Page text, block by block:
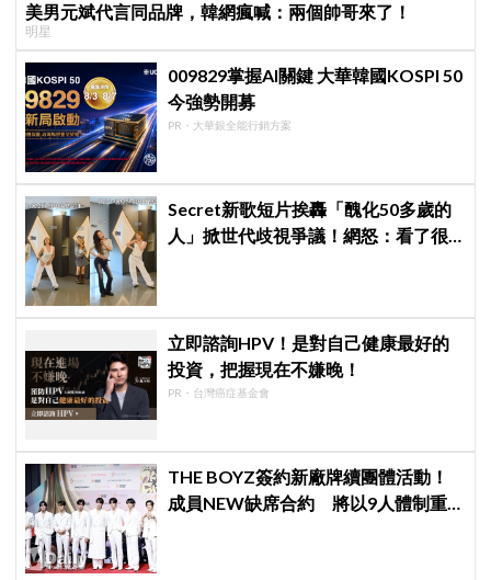
美男元斌代言同品牌，韓網瘋喊：兩個帥哥來了！
明星
009829掌握AI關鍵 大華韓國KOSPI 50
今強勢開募
PR・大華銀全能行銷方案
Secret新歌短片挨轟「醜化50多歲的
人」掀世代歧視爭議！網怒：看了很
立即諮詢HPV！是對自己健康最好的
投資，把握現在不嫌晚！
PR・台灣癌症基金會
THE BOYZ簽約新廠牌續團體活動！
成員NEW缺席合約 將以9人體制重